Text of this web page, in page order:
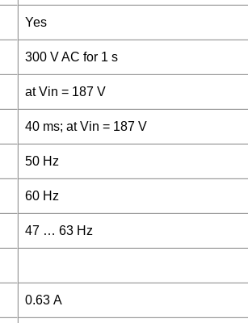
Yes
300 V AC for 1 s
at Vin = 187 V
40 ms; at Vin = 187 V
50 Hz
60 Hz
47 … 63 Hz
0.63 A